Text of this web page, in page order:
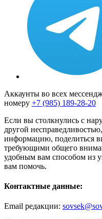
Аккаунты во всех
номеру +7 (985) 189-28-20
Если вы столкнулись с
другой
информацию, поделиться
требующими общего
удобным вам способом из
вам помочь.
Контактные данные:
Email редакции: